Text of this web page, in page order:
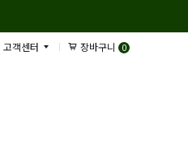
고객센터 장바구니 0